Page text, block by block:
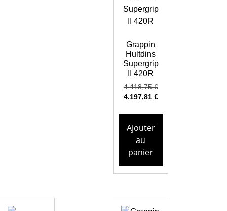
Grappin
Hultdins
Supergrip
II 420R
4.418,75€
4.197,81 €
Ajouter
au
panier